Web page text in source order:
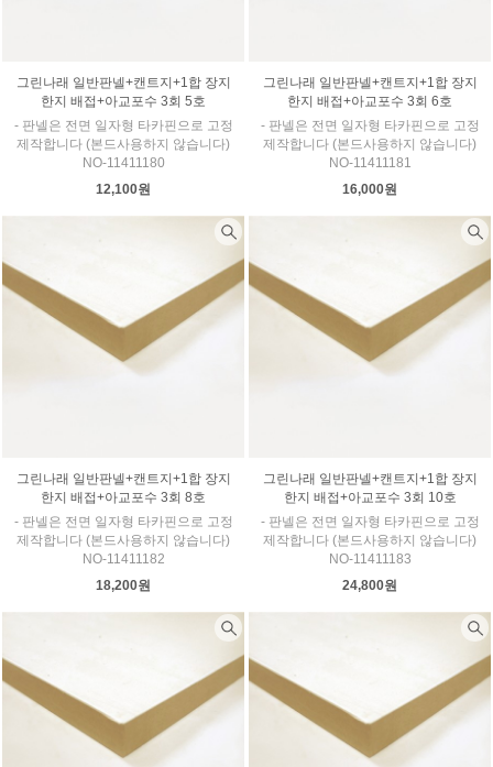
그린나래 일반판넬+캔트지+1합 장지
한지 배접+아교포수 3회 5호
- 판넬은 전면 일자형 타카핀으로 고정
제작합니다 (본드사용하지 않습니다)
NO-11411180
12,100원
그린나래 일반판넬+캔트지+1합 장지
한지 배접+아교포수 3회 6호
- 판넬은 전면 일자형 타카핀으로 고정
제작합니다 (본드사용하지 않습니다)
NO-11411181
16,000원
그린나래 일반판넬+캔트지+1합 장지
한지 배접+아교포수 3회 8호
- 판넬은 전면 일자형 타카핀으로 고정
제작합니다 (본드사용하지 않습니다)
NO-11411182
18,200원
그린나래 일반판넬+캔트지+1합 장지
한지 배접+아교포수 3회 10호
- 판넬은 전면 일자형 타카핀으로 고정
제작합니다 (본드사용하지 않습니다)
NO-11411183
24,800원